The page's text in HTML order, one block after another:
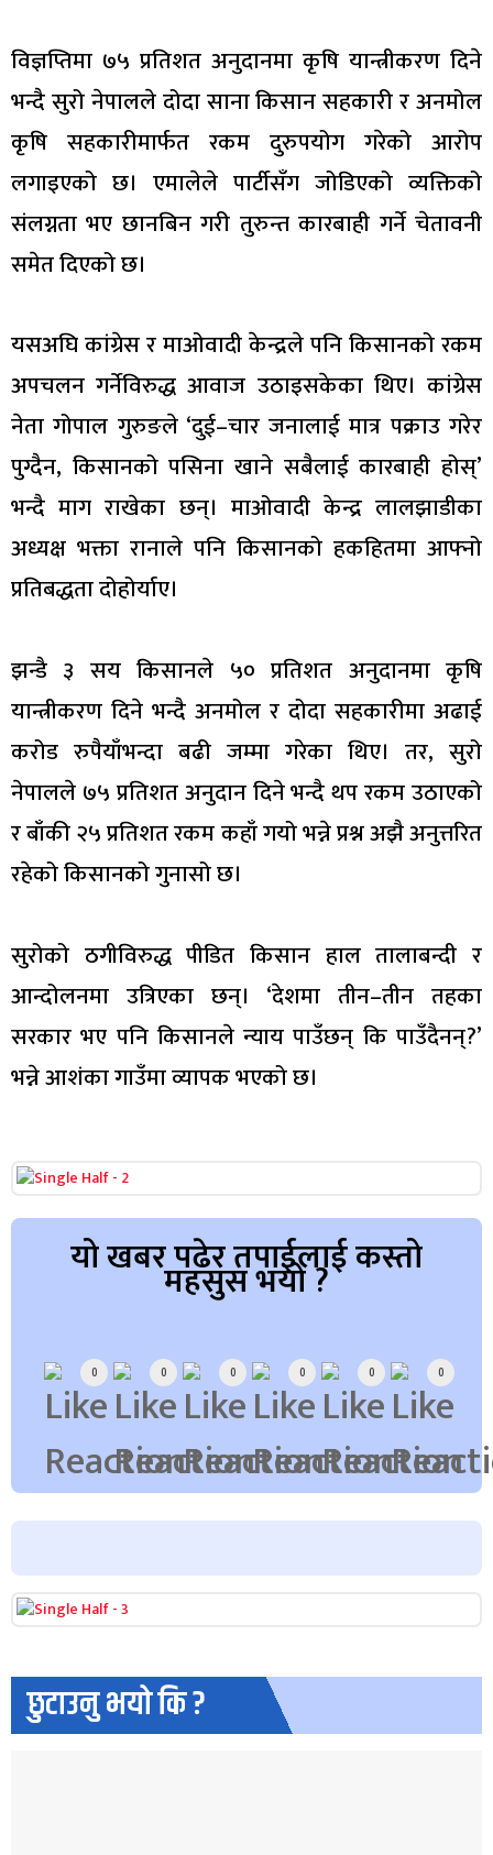
विज्ञप्तिमा ७५ प्रतिशत अनुदानमा कृषि यान्त्रीकरण दिने
भन्दै सुरो नेपालले दोदा साना किसान सहकारी र अनमोल
कृषि सहकारीमार्फत रकम दुरुपयोग गरेको आरोप
लगाइएको छ। एमालेले पार्टीसँग जोडिएको व्यक्तिको
संलग्नता भए छानबिन गरी तुरुन्त कारबाही गर्ने चेतावनी
समेत दिएको छ।
यसअघि कांग्रेस र माओवादी केन्द्रले पनि किसानको रकम
अपचलन गर्नेविरुद्ध आवाज उठाइसकेका थिए। कांग्रेस
नेता गोपाल गुरुङले ‘दुई–चार जनालाई मात्र पक्राउ गरेर
पुग्दैन, किसानको पसिना खाने सबैलाई कारबाही होस्’
भन्दै माग राखेका छन्। माओवादी केन्द्र लालझाडीका
अध्यक्ष भक्ता रानाले पनि किसानको हकहितमा आफ्नो
प्रतिबद्धता दोहोर्याए।
झन्डै ३ सय किसानले ५० प्रतिशत अनुदानमा कृषि
यान्त्रीकरण दिने भन्दै अनमोल र दोदा सहकारीमा अढाई
करोड रुपैयाँभन्दा बढी जम्मा गरेका थिए। तर, सुरो
नेपालले ७५ प्रतिशत अनुदान दिने भन्दै थप रकम उठाएको
र बाँकी २५ प्रतिशत रकम कहाँ गयो भन्ने प्रश्न अझै अनुत्तरित
रहेको किसानको गुनासो छ।
सुरोको ठगीविरुद्ध पीडित किसान हाल तालाबन्दी र
आन्दोलनमा उत्रिएका छन्। ‘देशमा तीन–तीन तहका
सरकार भए पनि किसानले न्याय पाउँछन् कि पाउँदैनन्?’
भन्ने आशंका गाउँमा व्यापक भएको छ।
यो खबर पढेर तपाईलाई कस्तो
महसुस भयो ?
0 0 0 0 0 0
छुटाउनु भयो कि ?